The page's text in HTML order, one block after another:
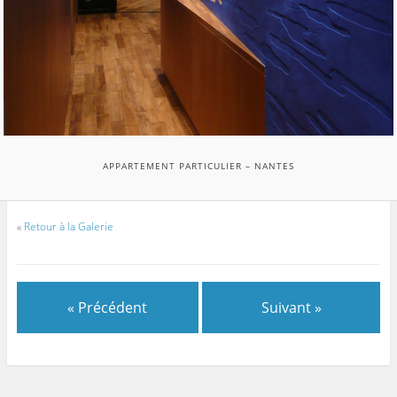
APPARTEMENT PARTICULIER – NANTES
« Retour à la Galerie
« Précédent Suivant »